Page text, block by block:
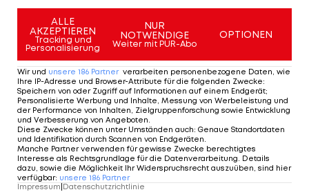
FCW-
"Stadt
wird
brennen"
ALLE
AKZEPTIEREN
Tracking und
Personalisierung
NUR
NOTWENDIGE
Weiter mit PUR-Abo
OPTIONEN
Wir und unsere 186 Partner verarbeiten personenbezogene Daten, wie
Ihre IP-Adresse und Browser-Attribute für die folgenden Zwecke:
Speichern von oder Zugriff auf Informationen auf einem Endgerät;
Personalisierte Werbung und Inhalte, Messung von Werbeleistung und
der Performance von Inhalten, Zielgruppenforschung sowie Entwicklung
und Verbesserung von Angeboten.
Diese Zwecke können unter Umständen auch: Genaue Standortdaten
und Identifikation durch Scannen von Endgeräten.
Manche Partner verwenden für gewisse Zwecke berechtigtes
Interesse als Rechtsgrundlage für die Datenverarbeitung. Details
dazu, sowie die Möglichkeit Ihr Widerspruchsrecht auszuüben, sind hier
verfügbar: unsere 186 Partner
Impressum Datenschutzrichtlinie